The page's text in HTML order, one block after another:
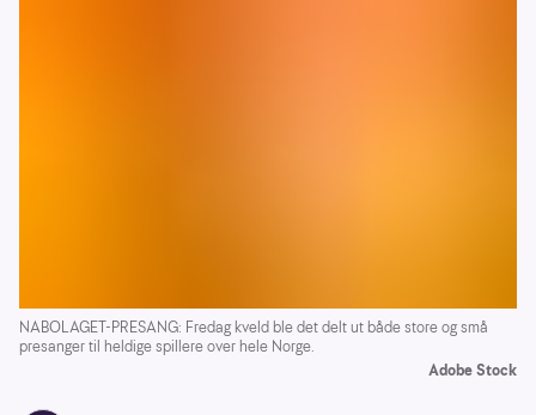
NABOLAGET-PRESANG: Fredag kveld ble det delt ut både store og små
presanger til heldige spillere over hele Norge.
Adobe Stock